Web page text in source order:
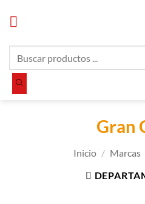
productos
Gran
Inicio / Marcas